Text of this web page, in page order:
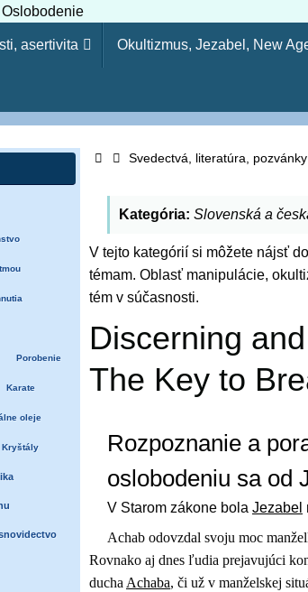
odbojnosť je (ako) hriech čarodejníctva,
asertivita Okultizmus, Jezabel, New
HomeSvedectvá, literatúra, pozvánky
Kategória: Slovenská a
V tejto kategórií si môžete nájsť
témam. Oblasť manipulácie,
tém v súčasnosti.
Discerning
The Key to
Rozpoznanie a
oslobodeniu sa od
V Starom zákone bola Jezabel
Achab odovzdal svoju moc
Rovnako aj dnes ľudia prejavujúci
ducha Achaba, či už v manželskej
Porobenie
Karate
oleje
Kryštály